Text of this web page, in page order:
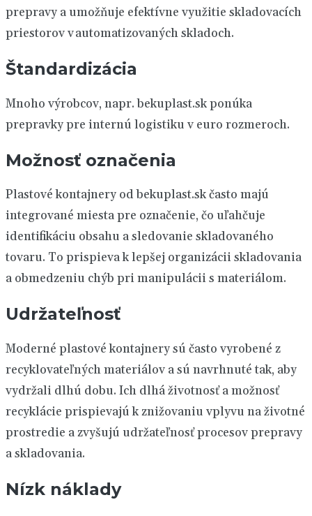
prepravy a umožňuje efektívne využitie skladovacích
priestorov v automatizovaných skladoch.
Štandardizácia
Mnoho výrobcov, napr. bekuplast.sk ponúka
prepravky pre internú logistiku v euro rozmeroch.
Možnosť označenia
Plastové kontajnery od bekuplast.sk často majú
integrované miesta pre označenie, čo uľahčuje
identifikáciu obsahu a sledovanie skladovaného
tovaru. To prispieva k lepšej organizácii skladovania
a obmedzeniu chýb pri manipulácii s materiálom.
Udržateľnosť
Moderné plastové kontajnery sú často vyrobené z
recyklovateľných materiálov a sú navrhnuté tak, aby
vydržali dlhú dobu. Ich dlhá životnosť a možnosť
recyklácie prispievajú k znižovaniu vplyvu na životné
prostredie a zvyšujú udržateľnosť procesov prepravy
a skladovania.
Nízk náklady